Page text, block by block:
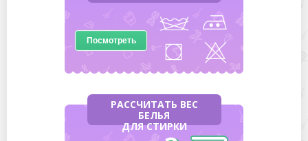
Посмотреть
РАССЧИТАТЬ ВЕС
БЕЛЬЯ
ДЛЯ СТИРКИ